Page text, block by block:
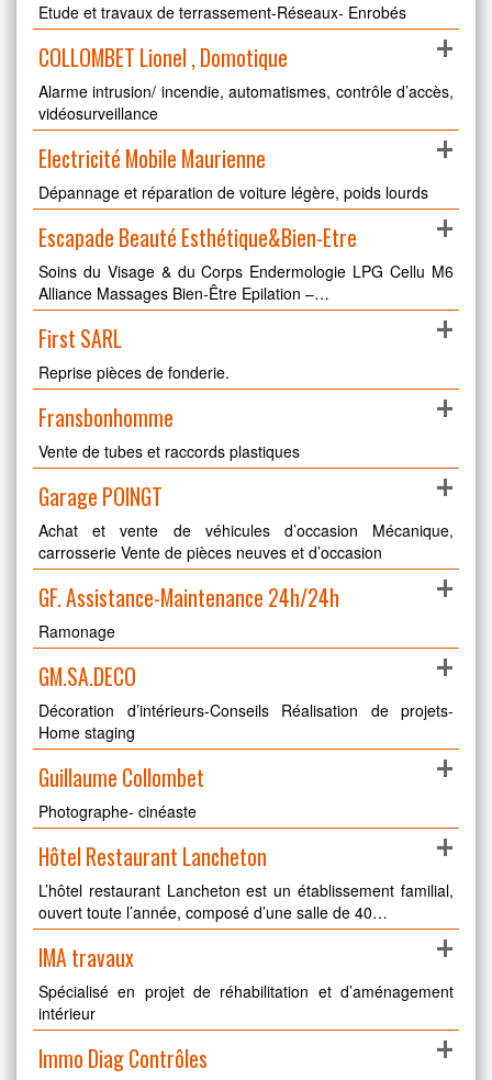
Etude et travaux de terrassement-Réseaux- Enrobés
COLLOMBET Lionel , Domotique +
Alarme intrusion/ incendie, automatismes, contrôle d’accès,
vidéosurveillance
Electricité Mobile Maurienne +
Dépannage et réparation de voiture légère, poids lourds
Escapade Beauté Esthétique&Bien-Etre +
Soins du Visage & du Corps Endermologie LPG Cellu M6
Alliance Massages Bien-Être Epilation –…
First SARL +
Reprise pièces de fonderie.
Fransbonhomme +
Vente de tubes et raccords plastiques
Garage POINGT +
Achat et vente de véhicules d’occasion Mécanique,
carrosserie Vente de pièces neuves et d’occasion
GF. Assistance-Maintenance 24h/24h +
Ramonage
GM.SA.DECO +
Décoration d’intérieurs-Conseils Réalisation de projets-
Home staging
Guillaume Collombet +
Photographe- cinéaste
Hôtel Restaurant Lancheton +
L’hôtel restaurant Lancheton est un établissement familial,
ouvert toute l’année, composé d’une salle de 40…
IMA travaux +
Spécialisé en projet de réhabilitation et d’aménagement
intérieur
Immo Diag Contrôles +